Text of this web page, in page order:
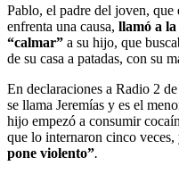
Pablo, el padre del joven,
enfrenta una causa, llamó a
“calmar” a su hijo, que
de su casa a patadas, con su
En declaraciones a Radio 2
se llama Jeremías y es el
hijo empezó a consumir
que lo internaron cinco
pone violento”.